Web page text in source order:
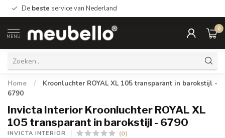
De beste service van Nederland
MENU
0
Home /
Kroonluchter ROYAL XL 105 transparant in barokstijl -
6790
Invicta Interior Kroonluchter ROYAL XL
105 transparant in barokstijl - 6790
INVICTA INTERIOR (0)